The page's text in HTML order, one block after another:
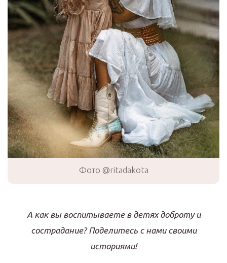
Фото @ritadakota
А как вы воспитываете в детях доброту и
сострадание? Поделитесь с нами своими
историями!